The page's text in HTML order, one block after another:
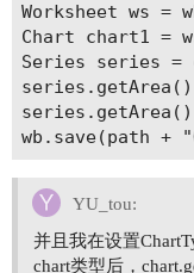
Worksheet ws =
Chart chart1 =
Series series =
YU_tou:
并且我在设置
chart类型后，